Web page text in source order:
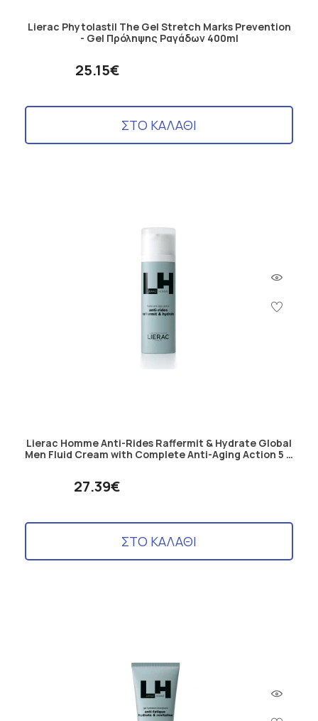
Lierac Phytolastil The Gel Stretch Marks Prevention
- Gel Πρόληψης Ραγάδων 400ml
25.15€
ΣΤΟ ΚΑΛΑΘΙ
Lierac Homme Anti-Rides Raffermit & Hydrate Global
Men Fluid Cream with Complete Anti-Aging Action 5 …
27.39€
ΣΤΟ ΚΑΛΑΘΙ